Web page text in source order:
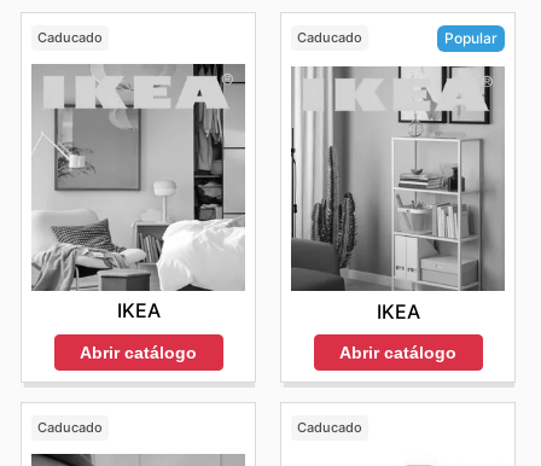
Caducado
IKEA
Abrir catálogo
Caducado Popular
IKEA
Abrir catálogo
Caducado Caducado